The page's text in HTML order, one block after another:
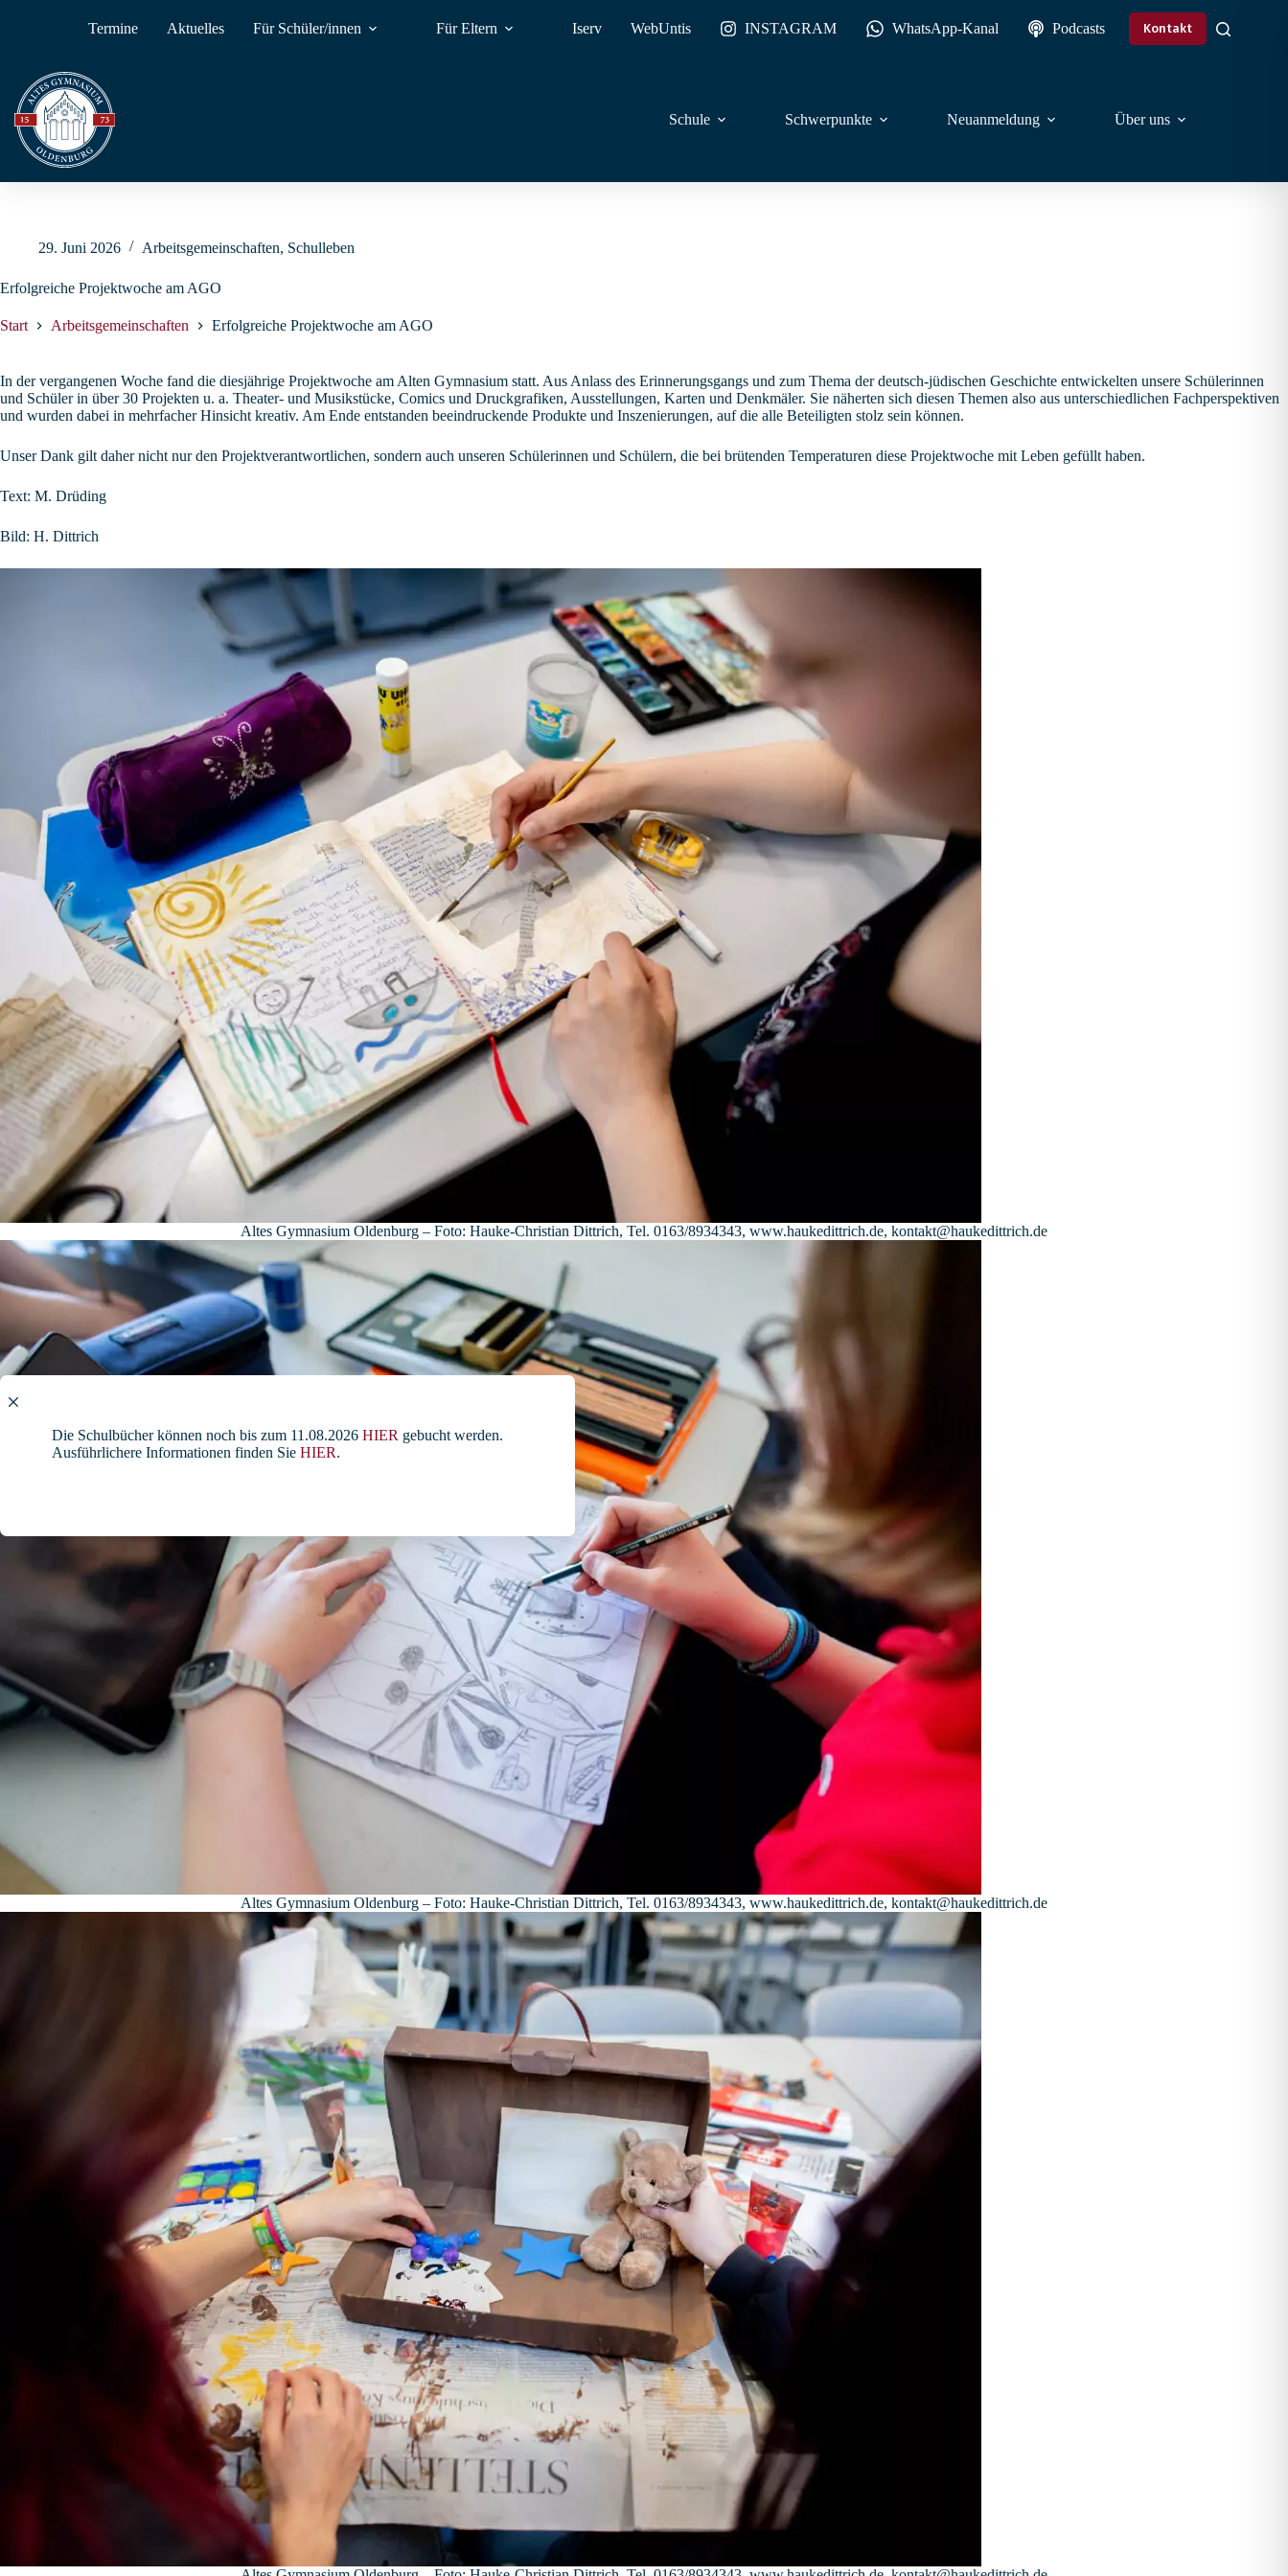
Die Schulbücher können noch bis zum 11.08.2026 HIER gebucht werden.
Ausführlichere Informationen finden Sie HIER.
Termine Aktuelles Für Schüler/innen Für Eltern Iserv WebUntis INSTAGRAM WhatsApp-Kanal Podcasts Kontakt
Schule Schwerpunkte Neuanmeldung Über uns
29. Juni 2026 Arbeitsgemeinschaften, Schulleben
Erfolgreiche Projektwoche am AGO
Start Arbeitsgemeinschaften Erfolgreiche Projektwoche am AGO
In der vergangenen Woche fand die diesjährige Projektwoche am Alten Gymnasium statt. Aus Anlass des Erinnerungsgangs und zum Thema der deutsch-jüdischen Geschichte entwickelten unsere Schülerinnen
und Schüler in über 30 Projekten u. a. Theater- und Musikstücke, Comics und Druckgrafiken, Ausstellungen, Karten und Denkmäler. Sie näherten sich diesen Themen also aus unterschiedlichen Fachperspektiven
und wurden dabei in mehrfacher Hinsicht kreativ. Am Ende entstanden beeindruckende Produkte und Inszenierungen, auf die alle Beteiligten stolz sein können.
Unser Dank gilt daher nicht nur den Projektverantwortlichen, sondern auch unseren Schülerinnen und Schülern, die bei brütenden Temperaturen diese Projektwoche mit Leben gefüllt haben.
Text: M. Drüding
Bild: H. Dittrich
Altes Gymnasium Oldenburg – Foto: Hauke-Christian Dittrich, Tel. 0163/8934343, www.haukedittrich.de, kontakt@haukedittrich.de
Altes Gymnasium Oldenburg – Foto: Hauke-Christian Dittrich, Tel. 0163/8934343, www.haukedittrich.de, kontakt@haukedittrich.de